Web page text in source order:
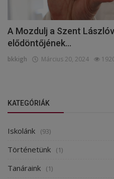
A Mozdulj a Szent
elődöntőjének...
bkkigh Március 20, 2024
KATEGÓRIÁK
Iskolánk (93)
Történetünk (1)
Tanáraink (1)